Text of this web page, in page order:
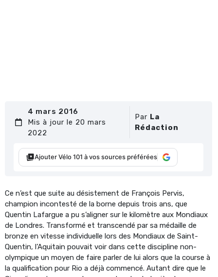
4 mars 2016
Mis à jour le 20 mars
2022
Par La
Rédaction
Ajouter Vélo 101 à vos sources préférées
Ce n’est que suite au désistement de François Pervis,
champion incontesté de la borne depuis trois ans, que
Quentin Lafargue a pu s’aligner sur le kilomètre aux Mondiaux
de Londres. Transformé et transcendé par sa médaille de
bronze en vitesse individuelle lors des Mondiaux de Saint-
Quentin, l’Aquitain pouvait voir dans cette discipline non-
olympique un moyen de faire parler de lui alors que la course à
la qualification pour Rio a déjà commencé. Autant dire que le